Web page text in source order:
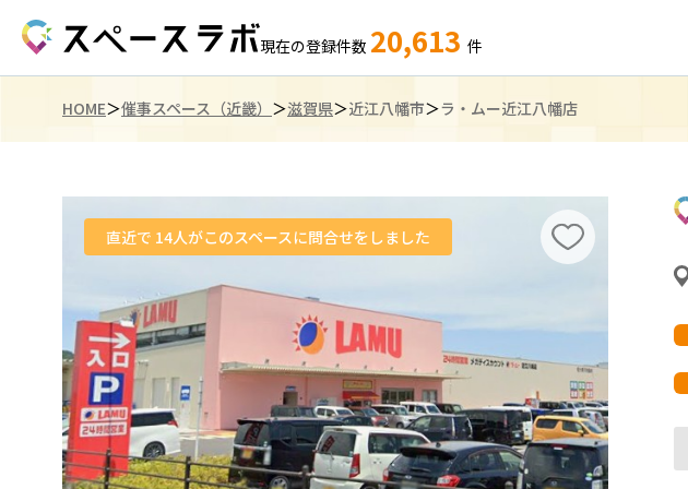
現在の登録件数 20,613 件
HOME 催事スペース（近畿） 滋賀県 近江八幡市 ラ・ムー近江八幡店
直近で 14人がこのスペースに問合せをしました